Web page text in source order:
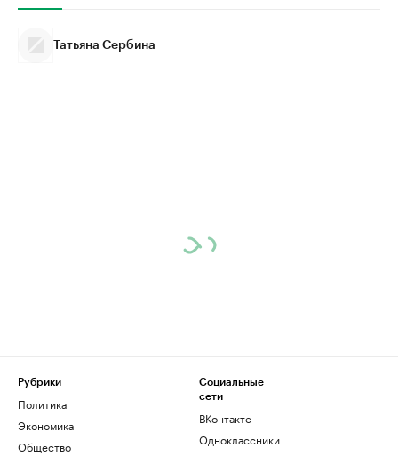
Татьяна Сербина
Рубрики
Политика
Экономика
Общество
Социальные
сети
ВКонтакте
Одноклассники